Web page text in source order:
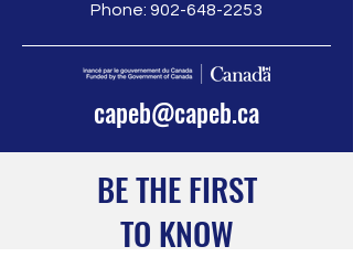
Phone: 902-648-2253
capeb@capeb.ca
BE THE FIRST
TO KNOW